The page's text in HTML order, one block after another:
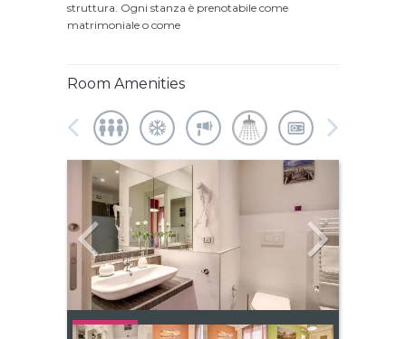
struttura. Ogni stanza è prenotabile come
matrimoniale o come
Room Amenities